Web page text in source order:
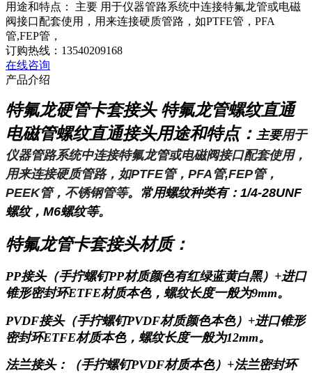
用途和特点： 主要 用于仪器管路系统中连接特氟龙管或电磁
阀接口配套使用，用来连接硬质管路，如PTFE管，PFA
管,FEP管，
订购热线：13540209168
在线咨询
产品介绍
特氟龙硬管卡套接头 特氟龙管螺纹直通
电磁管螺纹直通接头用途和特点： 主要用于
仪器管路系统中连接特氟龙管或电磁阀接口配套使用，
用来连接硬质管路，如PTFE管，PFA管,FEP管，
PEEK管，不锈钢管等。常用螺纹种类有：1/4-28UNF
螺纹，M6螺纹等。
特氟龙管卡套接头材质：
PP接头（手拧螺钉PP材质颜色有红绿蓝黄白黑）+进口
锥形密封环ETFE材质本色， 螺纹长度一般为9mm。
PVDF接头（手拧螺钉PVDF材质颜色本色）+进口锥形
密封环ETFE材质本色，螺纹长度一般为12mm。
法兰接头：（手拧螺钉PVDF材质本色）+法兰密封环